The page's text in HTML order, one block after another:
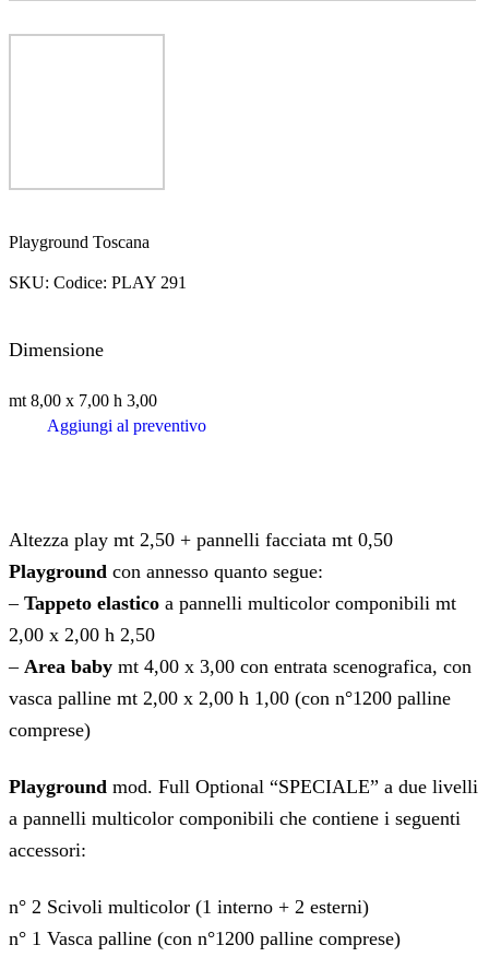
Playground Toscana
SKU: Codice: PLAY 291
Dimensione
mt 8,00 x 7,00 h 3,00
Aggiungi al preventivo
Altezza play mt 2,50 + pannelli facciata mt 0,50
Playground con annesso quanto segue:
– Tappeto elastico a pannelli multicolor componibili mt
2,00 x 2,00 h 2,50
– Area baby mt 4,00 x 3,00 con entrata scenografica, con
vasca palline mt 2,00 x 2,00 h 1,00 (con n°1200 palline
comprese)
Playground mod. Full Optional “SPECIALE” a due livelli
a pannelli multicolor componibili che contiene i seguenti
accessori:
n° 2 Scivoli multicolor (1 interno + 2 esterni)
n° 1 Vasca palline (con n°1200 palline comprese)